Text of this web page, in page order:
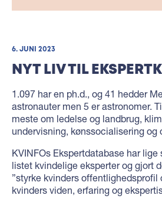
6. JUNI 2023
NYT LIV TIL
1.097 har en ph.d., og 41 hedder
astronauter men 5 er astronomer.
meste om ledelse og landbrug,
undervisning, kønssocialisering og
KVINFOs Ekspertdatabase har
listet kvindelige eksperter og gjort
”styrke kvinders offentlighedsprofil
kvinders viden, erfaring og